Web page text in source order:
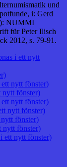
und
i: Gerd
NUMMI
für Peter Ilisch
2012, s. 79-91.
i ett nytt
nytt fönster)
nytt fönster)
nytt fönster)
nytt fönster)
fönster)
nytt fönster)
ett nytt fönster)